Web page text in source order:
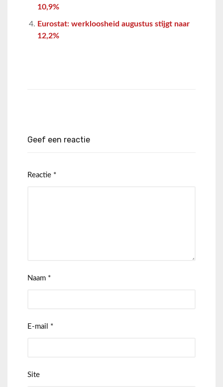
10,9%
Eurostat: werkloosheid augustus stijgt naar
12,2%
Geef een reactie
Reactie *
Naam *
E-mail *
Site